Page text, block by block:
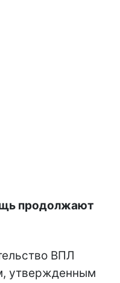
продолжают
ВПЛ
утвержденным